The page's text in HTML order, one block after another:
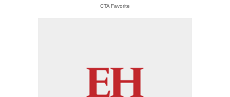
CTA Favorite